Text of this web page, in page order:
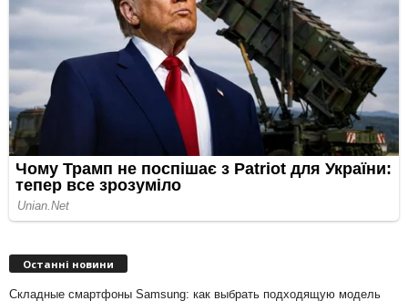
Останні новини
Складные смартфоны Samsung: как выбрать подходящую модель